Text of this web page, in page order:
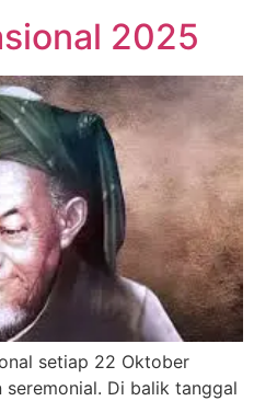
2025
setiap 22 Oktober
seremonial. Di balik tanggal